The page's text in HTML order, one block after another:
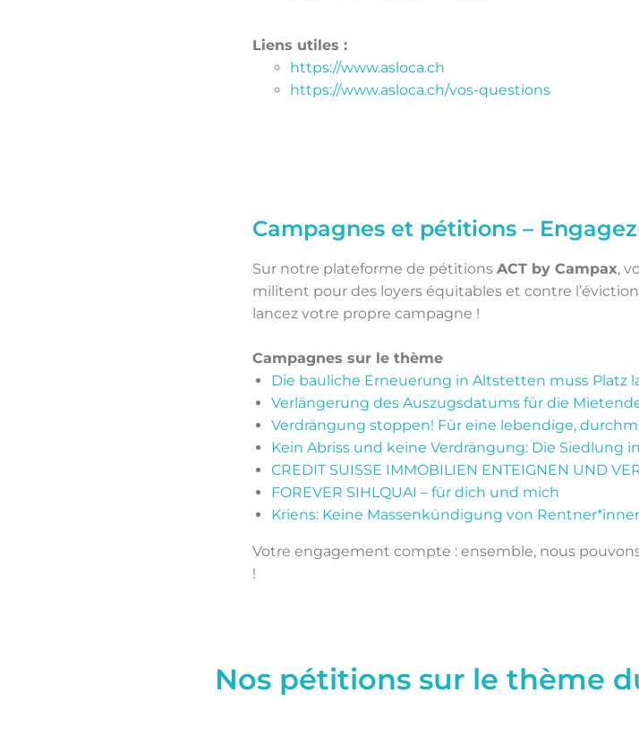
Liens utiles :
https://www.asloca.ch
https://www.asloca.ch/vos-questions
Campagnes et pétitions –
Sur notre plateforme de pétitions ACT by Campax,
militent pour des loyers équitables et contre
lancez votre propre campagne !
Campagnes sur le thème
Die bauliche Erneuerung in Altstetten muss Platz
Verlängerung des Auszugsdatums für die
Verdrängung stoppen! Für eine lebendige,
Kein Abriss und keine Verdrängung: Die Siedlung
CREDIT SUISSE IMMOBILIEN ENTEIGNEN UND
FOREVER SIHLQUAI – für dich und mich
Kriens: Keine Massenkündigung von
Votre engagement compte : ensemble, nous
!
Nos pétitions sur le thème